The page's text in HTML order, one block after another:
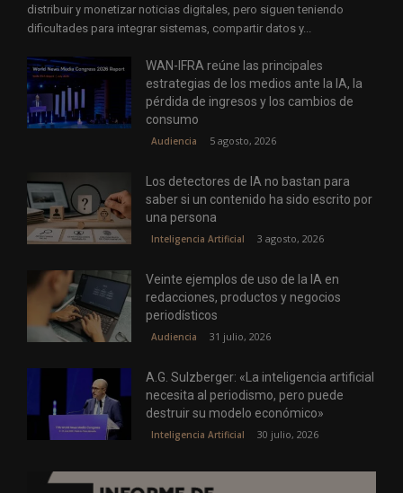
distribuir y monetizar noticias digitales, pero siguen teniendo
dificultades para integrar sistemas, compartir datos y...
WAN-IFRA reúne las principales
estrategias de los medios ante la IA, la
pérdida de ingresos y los cambios de
consumo
Audiencia 5 agosto, 2026
Los detectores de IA no bastan para
saber si un contenido ha sido escrito por
una persona
Inteligencia Artificial 3 agosto, 2026
Veinte ejemplos de uso de la IA en
redacciones, productos y negocios
periodísticos
Audiencia 31 julio, 2026
A.G. Sulzberger: «La inteligencia artificial
necesita al periodismo, pero puede
destruir su modelo económico»
Inteligencia Artificial 30 julio, 2026